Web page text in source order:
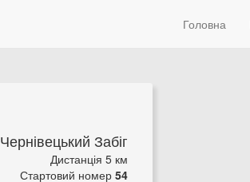
Головна
Чернівецький Забіг
Дистанція 5 км
Стартовий номер 54